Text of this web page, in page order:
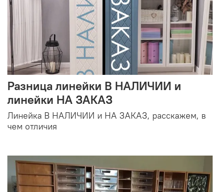
Разница линейки В НАЛИЧИИ и
линейки НА ЗАКАЗ
Линейка В НАЛИЧИИ и НА ЗАКАЗ, расскажем, в
чем отличия